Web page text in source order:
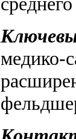
медико-